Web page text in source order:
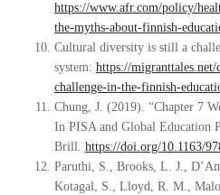
https://www.afr.com/policy/
the-myths-about-finnish-
Cultural diversity is still a
system: https://
challenge-in-the-finnish-
Chung, J. (2019). “Chapter 7
In PISA and Global Education
Brill. https://doi.org/10.1163/
Paruthi, S., Brooks, L. J.,
Kotagal, S., Lloyd, R. M.,